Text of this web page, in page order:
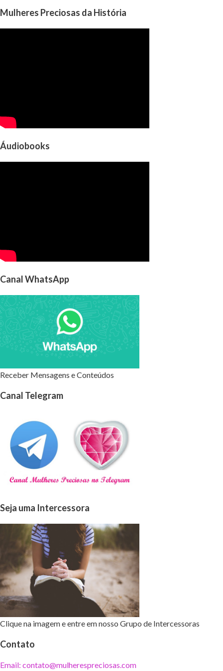
Mulheres Preciosas da História
Áudiobooks
Canal WhatsApp
Receber Mensagens e Conteúdos
Canal Telegram
Seja uma Intercessora
Clique na imagem e entre em nosso Grupo de Intercessoras
Contato
Email: contato@mulherespreciosas.com